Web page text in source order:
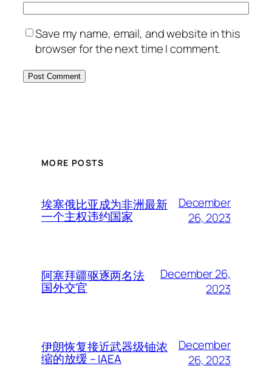
Save my name, email, and website in this
browser for the next time I comment.
MORE POSTS
埃塞俄比亚成为非洲最新
一个主权违约国家
December
26, 2023
阿塞拜疆驱逐两名法
国外交官
December 26,
2023
伊朗恢复接近武器级铀浓
缩的放缓 – IAEA
December
26, 2023